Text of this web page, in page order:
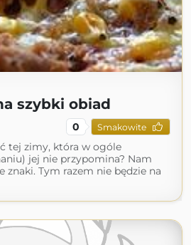
szybki obiad
0 Smakowite
tej zimy, która w ogóle
jej nie przypomina? Nam
znaki. Tym razem nie będzie na